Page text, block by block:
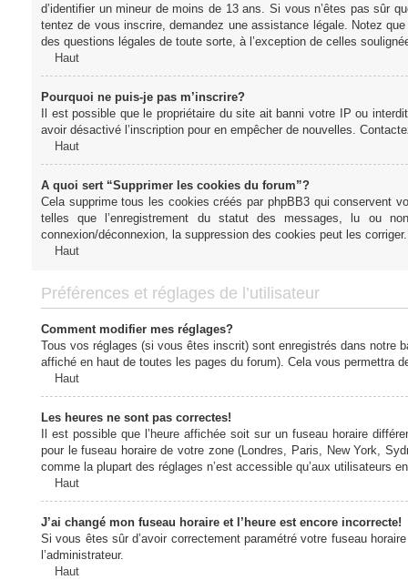
d’identifier un mineur de moins de 13 ans. Si vous n’êtes pas sûr
tentez de vous inscrire, demandez une assistance légale. Notez
des questions légales de toute sorte, à l’exception de celles
Haut
Pourquoi ne puis-je pas m’inscrire?
Il est possible que le propriétaire du site ait banni votre IP ou
avoir désactivé l’inscription pour en empêcher de nouvelles.
Haut
A quoi sert “Supprimer les cookies du forum”?
Cela supprime tous les cookies créés par phpBB3 qui conservent
telles que l’enregistrement du statut des messages, lu ou
connexion/déconnexion, la suppression des cookies peut les corriger.
Haut
Préférences et réglages de l’utilisateur
Comment modifier mes réglages?
Tous vos réglages (si vous êtes inscrit) sont enregistrés dans notre
affiché en haut de toutes les pages du forum). Cela vous permettra
Haut
Les heures ne sont pas correctes!
Il est possible que l’heure affichée soit sur un fuseau horaire
pour le fuseau horaire de votre zone (Londres, Paris, New York,
comme la plupart des réglages n’est accessible qu’aux utilisateurs
Haut
J’ai changé mon fuseau horaire et l’heure est encore incorrecte!
Si vous êtes sûr d’avoir correctement paramétré votre fuseau
l’administrateur.
Haut